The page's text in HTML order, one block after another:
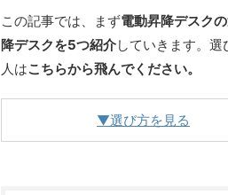
この記事では、まず電動昇降デスク
降デスクを5つ紹介していきます。
人はこちらから飛んでください。
▼選び方を見る